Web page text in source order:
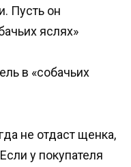
Пусть он
яслях»
в «собачьих
не отдаст щенка,
у покупателя